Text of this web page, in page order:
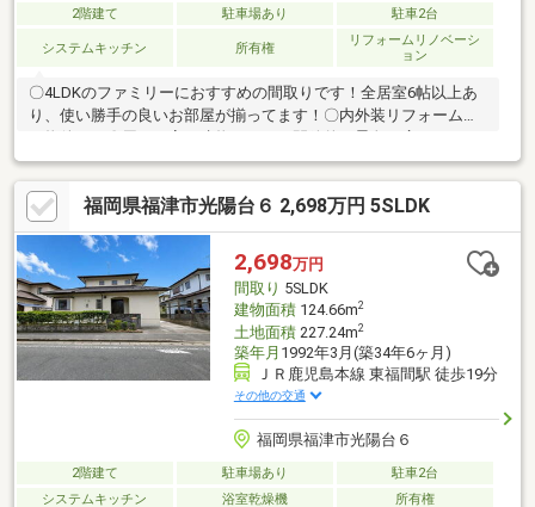
2階建て 駐車場あり 駐車2台
システムキッチン 所有権
リフォームリノベーシ
ョン
〇4LDKのファミリーにおすすめの間取りです！全居室6帖以上あ
り、使い勝手の良いお部屋が揃ってます！〇内外装リフォーム済
〇イオンモール福津まで車で約5分です！お休みの日のお出かけ
や、日常のお買い物もしやすい立地です！〇周りを山々に囲まれ
た自然豊かな穏やかなお土地です。落ち着いた環境で子育てされ
たい方にもおすすめですね〇交通量が少なく、小さなお子様がい
らっしゃる方も安心の住環境です〇日当たり良好です！お洗濯を
外に干してもすぐに乾きそうですね〇ぜひナカジツまでお気軽に
お問い合わせください！
福岡県福津市光陽台６ 2,698万円 5SLDK
2,698万円
間取り 5SLDK
建物面積124.66m2
土地面積227.24m2
築年月 1992年3月(築34年6ヶ月)
ＪＲ鹿児島本線 東福間駅 徒歩19分
その他の交通
福岡県福津市光陽台６
2階建て 駐車場あり
駐車2台
システムキッチン
浴室乾燥機 所有権